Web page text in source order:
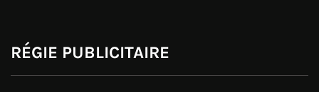
RÉGIE PUBLICITAIRE